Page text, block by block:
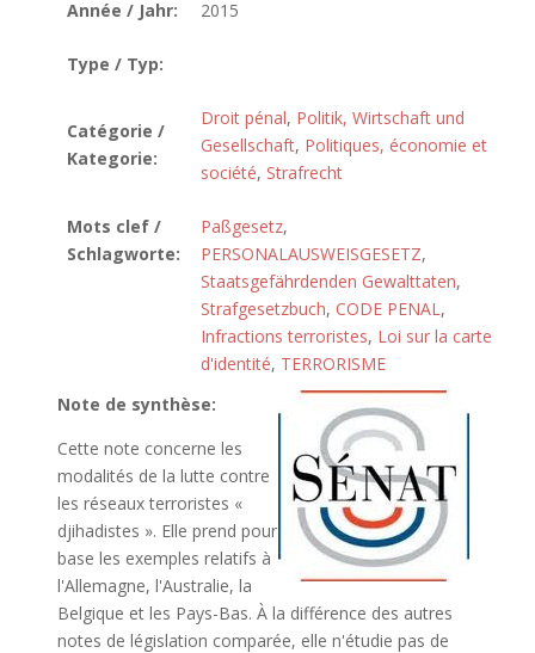
Année / Jahr: 2015
Type / Typ:
Catégorie /
Kategorie:
Droit pénal, Politik, Wirtschaft und
Gesellschaft, Politiques, économie et
société, Strafrecht
Mots clef /
Schlagworte:
Paßgesetz,
PERSONALAUSWEISGESETZ,
Staatsgefährdenden Gewalttaten,
Strafgesetzbuch, CODE PENAL,
Infractions terroristes, Loi sur la carte
d'identité, TERRORISME
Note de synthèse:
Cette note concerne les
modalités de la lutte contre
les réseaux terroristes «
djihadistes ». Elle prend pour
base les exemples relatifs à
l'Allemagne, l'Australie, la
Belgique et les Pays-Bas. À la différence des autres
notes de législation comparée, elle n'étudie pas de